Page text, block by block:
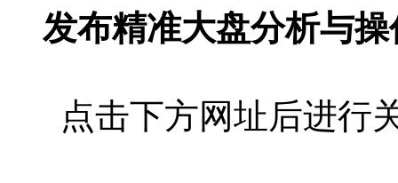
发布精准大盘分析与
点击下方网址后进行